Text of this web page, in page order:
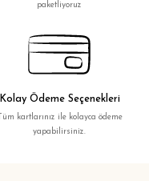
paketliyoruz
Kolay Ödeme Seçenekleri
Tüm kartlarınız ile kolayca ödeme
yapabilirsiniz.